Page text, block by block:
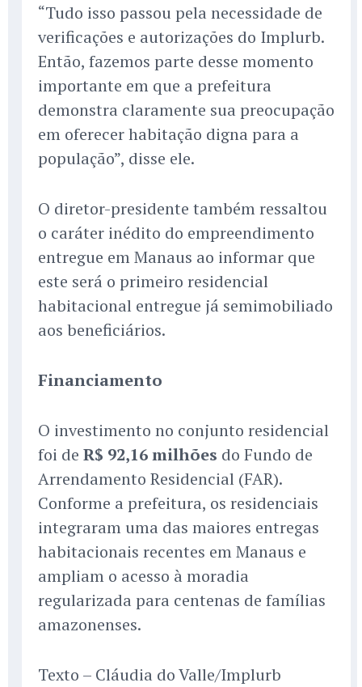
“Tudo isso passou pela necessidade de
verificações e autorizações do Implurb.
Então, fazemos parte desse momento
importante em que a prefeitura
demonstra claramente sua preocupação
em oferecer habitação digna para a
população”, disse ele.
O diretor-presidente também ressaltou
o caráter inédito do empreendimento
entregue em Manaus ao informar que
este será o primeiro residencial
habitacional entregue já semimobiliado
aos beneficiários.
Financiamento
O investimento no conjunto residencial
foi de R$ 92,16 milhões do Fundo de
Arrendamento Residencial (FAR).
Conforme a prefeitura, os residenciais
integraram uma das maiores entregas
habitacionais recentes em Manaus e
ampliam o acesso à moradia
regularizada para centenas de famílias
amazonenses.
Texto – Cláudia do Valle/Implurb